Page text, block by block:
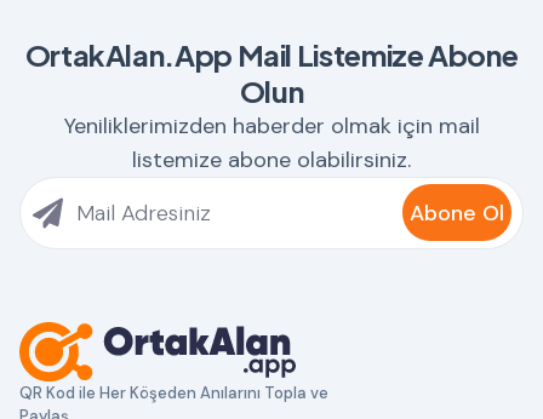
OrtakAlan.App Mail Listemize Abone
Olun
Yeniliklerimizden haberder olmak için mail
listemize abone olabilirsiniz.
Abone Ol
QR Kod ile Her Köşeden Anılarını Topla ve